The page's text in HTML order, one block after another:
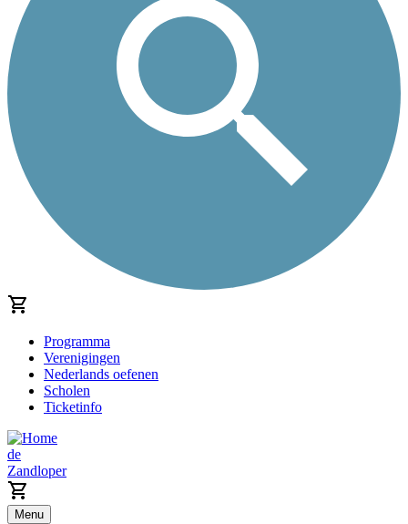
Programma
Verenigingen
Nederlands oefenen
Scholen
Ticketinfo
de
Zandloper
Menu